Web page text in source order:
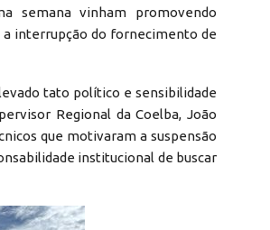
semana vinham promovendo
a interrupção do fornecimento de
tato político e sensibilidade
Regional da Coelba, João
que motivaram a suspensão
institucional de buscar